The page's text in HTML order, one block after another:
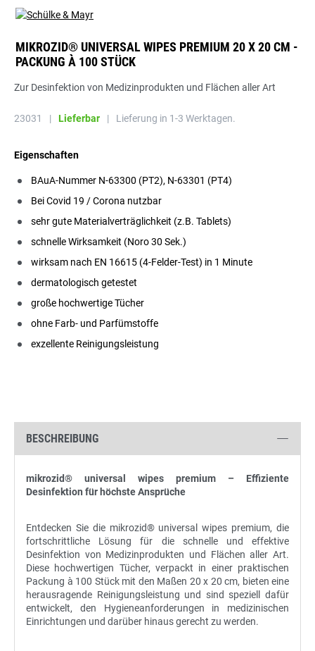
MIKROZID® UNIVERSAL WIPES PREMIUM 20 X 20 CM -
PACKUNG À 100 STÜCK
Zur Desinfektion von Medizinprodukten und Flächen aller Art
23031 | Lieferbar | Lieferung in 1-3 Werktagen.
Eigenschaften
BAuA-Nummer N-63300 (PT2), N-63301 (PT4)
Bei Covid 19 / Corona nutzbar
sehr gute Materialverträglichkeit (z.B. Tablets)
schnelle Wirksamkeit (Noro 30 Sek.)
wirksam nach EN 16615 (4-Felder-Test) in 1 Minute
dermatologisch getestet
große hochwertige Tücher
ohne Farb- und Parfümstoffe
exzellente Reinigungsleistung
BESCHREIBUNG
mikrozid® universal wipes premium – Effiziente
Desinfektion für höchste Ansprüche
Entdecken Sie die mikrozid® universal wipes premium, die
fortschrittliche Lösung für die schnelle und effektive
Desinfektion von Medizinprodukten und Flächen aller Art.
Diese hochwertigen Tücher, verpackt in einer praktischen
Packung à 100 Stück mit den Maßen 20 x 20 cm, bieten eine
herausragende Reinigungsleistung und sind speziell dafür
entwickelt, den Hygieneanforderungen in medizinischen
Einrichtungen und darüber hinaus gerecht zu werden.